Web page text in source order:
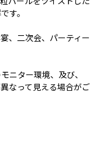
す。
、二次会、パーティー
ニター環境、及び、
なって見える場合がご